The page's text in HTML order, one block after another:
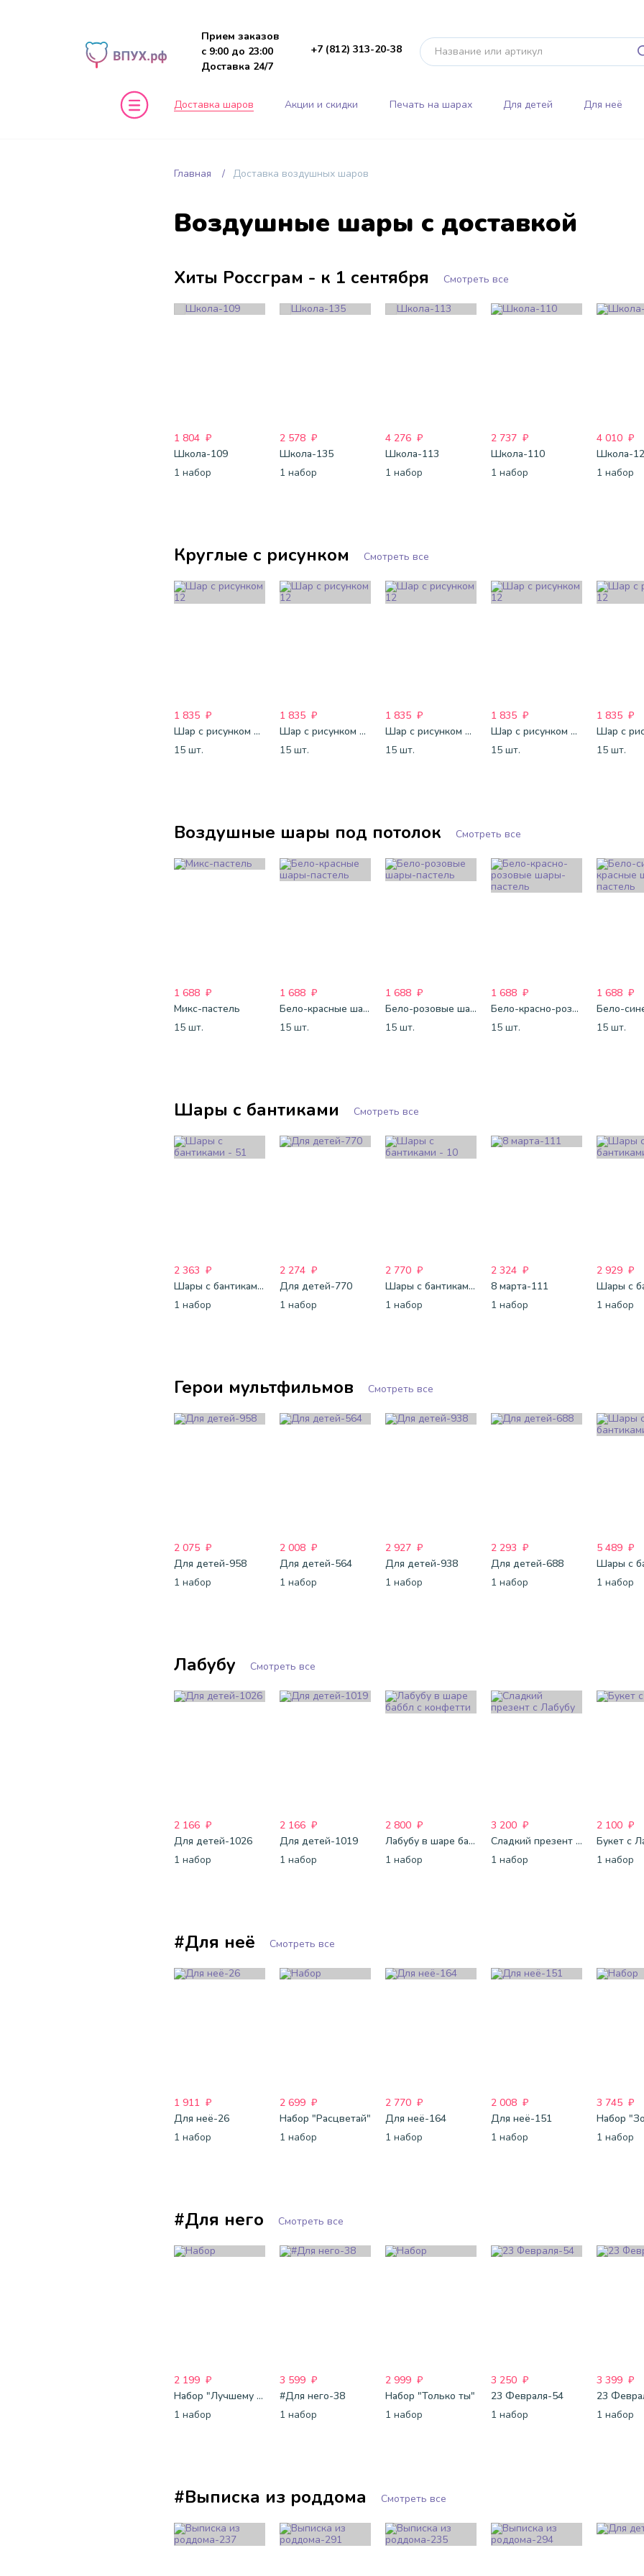
Прием заказов
с 9:00 до 23:00
Доставка 24/7
+7 (812) 313-20-38
Доставка шаров Акции и скидки Печать на шарах Для детей Для неё
Главная Доставка воздушных шаров
Воздушные шары с доставкой
Хиты Россграм - к 1 сентября Смотреть все
1 804 ₽
Школа-109
1 набор
2 578 ₽
Школа-135
1 набор
4 276 ₽
Школа-113
1 набор
2 737 ₽
Школа-110
1 набор
4 010 ₽
Школа-
1 набор
Круглые с рисунком Смотреть все
1 835 ₽
Шар с рисунком 12 "Комиксы С Днем Рождения
15 шт.
1 835 ₽
Шар с рисунком 12 "LOVE IS
15 шт.
1 835 ₽
Шар с рисунком 12 "Ухожу замуж
15 шт.
1 835 ₽
Шар с рисунком 12 " СДР! Игры!
15 шт.
1 835 ₽
15 шт.
Воздушные шары под потолок Смотреть все
1 688 ₽
Микс-пастель
15 шт.
1 688 ₽
Бело-красные шары-пастель
15 шт.
1 688 ₽
Бело-розовые шары-пастель
15 шт.
1 688 ₽
Бело-красно-розовые шары-пастель
15 шт.
1 688 ₽
15 шт.
Шары с бантиками Смотреть все
2 363 ₽
Шары с бантиками - 51
1 набор
2 274 ₽
Для детей-770
1 набор
2 770 ₽
Шары с бантиками - 10
1 набор
2 324 ₽
8 марта-111
1 набор
2 929 ₽
1 набор
Герои мультфильмов Смотреть все
2 075 ₽
Для детей-958
1 набор
2 008 ₽
Для детей-564
1 набор
2 927 ₽
Для детей-938
1 набор
2 293 ₽
Для детей-688
1 набор
5 489 ₽
1 набор
Лабубу Смотреть все
2 166 ₽
Для детей-1026
1 набор
2 166 ₽
Для детей-1019
1 набор
2 800 ₽
Лабубу в шаре баббл с конфетти
1 набор
3 200 ₽
Сладкий презент с Лабубу
1 набор
2 100 ₽
Букет с
1 набор
#Для неё Смотреть все
1 911 ₽
Для неё-26
1 набор
2 699 ₽
Набор "Расцветай"
1 набор
2 770 ₽
Для неё-164
1 набор
2 008 ₽
Для неё-151
1 набор
3 745 ₽
1 набор
#Для него Смотреть все
2 199 ₽
Набор "Лучшему папе"
1 набор
3 599 ₽
#Для него-38
1 набор
2 999 ₽
Набор "Только ты"
1 набор
3 250 ₽
23 Февраля-54
1 набор
3 399 ₽
23
1 набор
#Выписка из роддома Смотреть все